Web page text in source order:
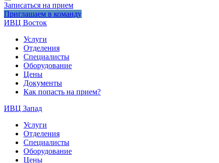
Записаться на прием
Приглашаем в команду
ИВЦ Восток
Услуги
Отделения
Специалисты
Оборудование
Цены
Документы
Как попасть на прием?
ИВЦ Запад
Услуги
Отделения
Специалисты
Оборудование
Цены